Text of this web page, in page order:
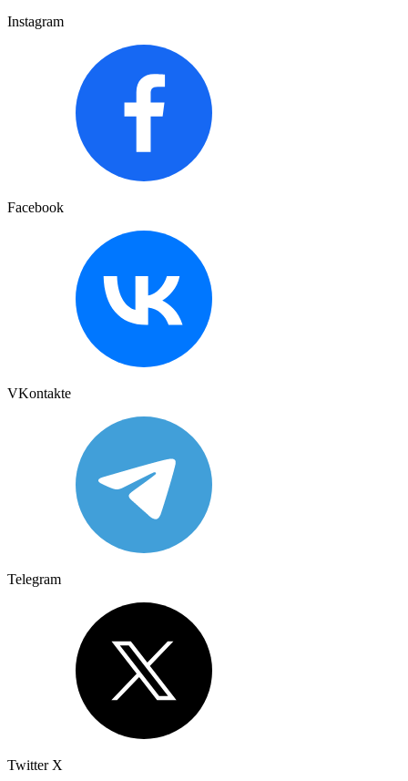
Instagram
Facebook
VKontakte
Telegram
Twitter X